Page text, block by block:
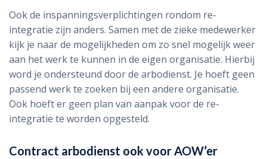
Ook de inspanningsverplichtingen rondom re-
integratie zijn anders. Samen met de zieke medewerker
kijk je naar de mogelijkheden om zo snel mogelijk weer
aan het werk te kunnen in de eigen organisatie. Hierbij
word je ondersteund door de arbodienst. Je hoeft geen
passend werk te zoeken bij een andere organisatie.
Ook hoeft er geen plan van aanpak voor de re-
integratie te worden opgesteld.
Contract arbodienst ook voor AOW’er